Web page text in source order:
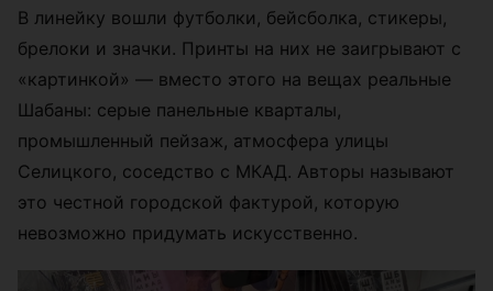
В линейку вошли футболки, бейсболка, стикеры,
брелоки и значки. Принты на них не заигрывают с
«картинкой» — вместо этого на вещах реальные
Шабаны: серые панельные кварталы,
промышленный пейзаж, атмосфера улицы
Селицкого, соседство с МКАД. Авторы называют
это честной городской фактурой, которую
невозможно придумать искусственно.